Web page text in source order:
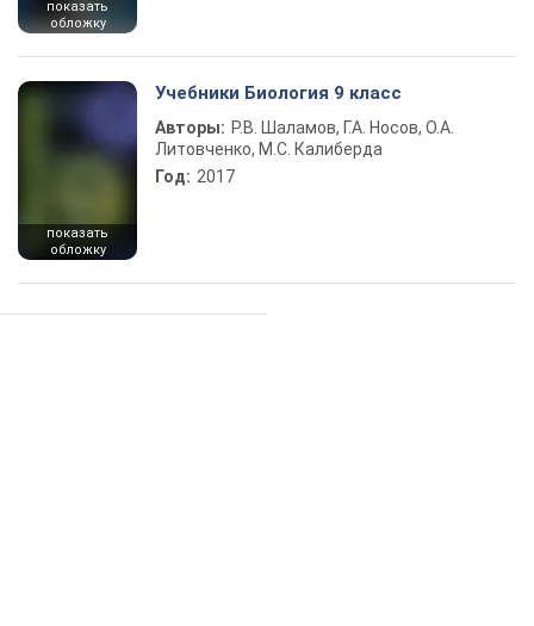
показать
обложку
показать
обложку
Учебники Биология 9 класс
Авторы: Р.В. Шаламов, Г.А. Носов, О.А.
Литовченко, М.С. Калиберда
Год: 2017